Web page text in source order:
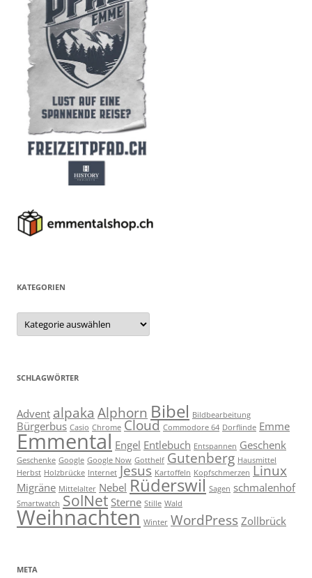
KATEGORIEN
Kategorien
SCHLAGWÖRTER
Advent alpaka Alphorn Bibel Bildbearbeitung
Bürgerbus Casio Chrome Cloud Commodore 64 Dorflinde Emme
Emmental Engel Entlebuch Entspannen Geschenk
Geschenke Google Google Now Gotthelf Gutenberg Hausmittel
Herbst Holzbrücke Internet Jesus Kartoffeln Kopfschmerzen Linux
Migräne Mittelalter Nebel Rüderswil Sagen schmalenhof
Smartwatch SolNet Sterne Stille Wald
Weihnachten Winter WordPress Zollbrück
META